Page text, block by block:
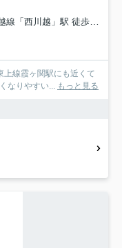
線「西川越」駅 徒歩32分
線霞ヶ関駅にも近くて
なりやすい... もっと見る